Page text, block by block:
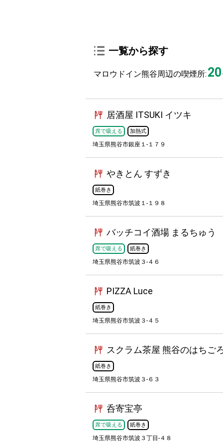
一覧から探す
マロウドイン熊谷周辺の喫煙所: 20
居酒屋 ITSUKI イツキ
席で吸える 加熱式
埼玉県熊谷市銀座１-１７９
やきとん すずき
紙巻き
埼玉県熊谷市筑波１-１９８
バッチコイ酒場 まるちゅう
席で吸える 紙巻き
埼玉県熊谷市筑波３-４６
PIZZA Luce
紙巻き
埼玉県熊谷市筑波３-４５
スクラム茶屋 熊谷のはちご
紙巻き
埼玉県熊谷市筑波３-６３
呑寄宝亭
席で吸える 紙巻き
埼玉県熊谷市筑波３丁目-４８